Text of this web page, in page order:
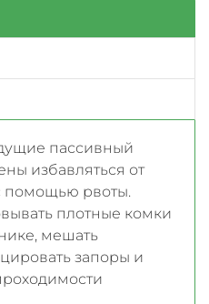
пассивный
избавляться от
помощью рвоты.
плотные комки
мешать
запоры и